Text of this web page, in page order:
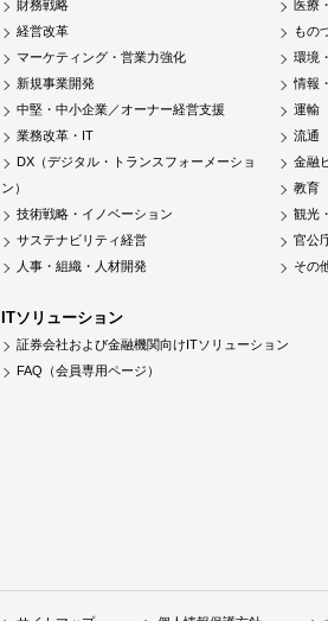
財務戦略
経営改革
マーケティング・営業力強化
新規事業開発
中堅・中小企業／オーナー経営支援
業務改革・IT
DX（デジタル・トランスフォーメーショ
ン）
技術戦略・イノベーション
サステナビリティ経営
人事・組織・人材開発
医療
もの
環境
情報
運輸
流通
金融
教育
観光
官公
その
ITソリューション
証券会社および金融機関向けITソリューション
FAQ（会員専用ページ）